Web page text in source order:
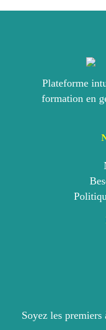
Plateforme
formation en
Soyez les